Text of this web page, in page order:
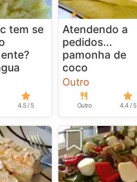
tem se
4.5 / 5
Atendendo a
pedidos...
pamonha de
coco
Outro
Outro 4.4 / 5